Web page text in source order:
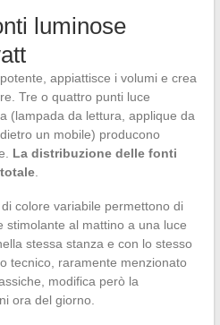
luminose
appiattisce i volumi e crea
Tre o quattro punti luce
(lampada da lettura, applique da
un mobile) producono
La distribuzione delle fonti
.
colore variabile permettono di
stimolante al mattino a una luce
stessa stanza e con lo stesso
tecnico, raramente menzionato
modifica però la
ora del giorno.